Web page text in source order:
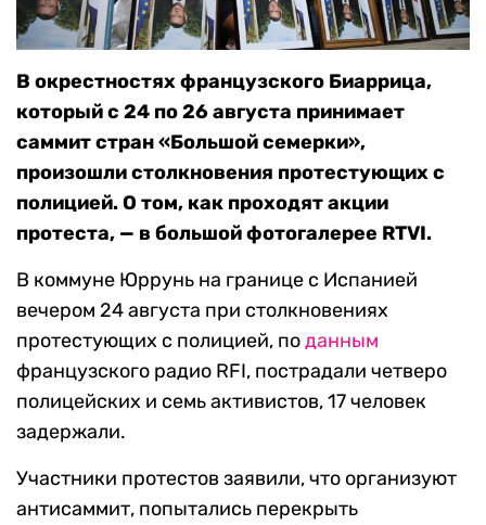
В окрестностях французского Биаррица,
который с 24 по 26 августа принимает
саммит стран «Большой семерки»,
произошли столкновения протестующих с
полицией. О том, как проходят акции
протеста, — в большой фотогалерее RTVI.
В коммуне Юррунь на границе с Испанией
вечером 24 августа при столкновениях
протестующих с полицией, поданным
французского радио RFI, пострадали четверо
полицейских и семь активистов, 17 человек
задержали.
Участники протестов заявили, что организуют
антисаммит, попытались перекрыть